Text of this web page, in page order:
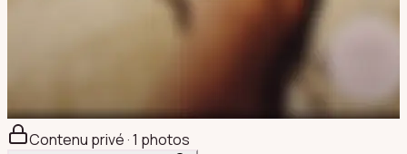
Contenu privé · 1 photos